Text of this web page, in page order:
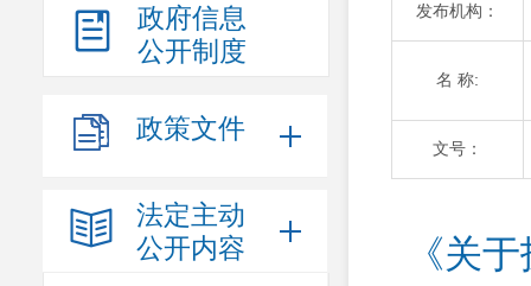
政府信息
公开制度
政策文件
法定主动
公开内容
发布机构：
名 称:
文号：
《关